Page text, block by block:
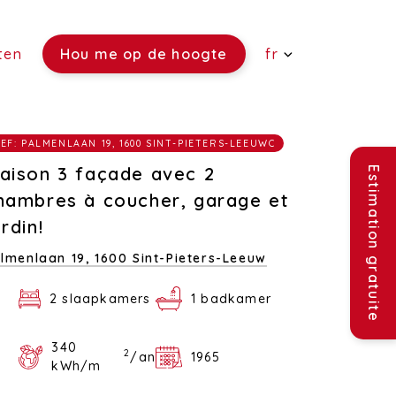
Hou me op de hoogte fr
PALMENLAAN 19, 1600 SINT-PIETERS-LEEUWC
3 façade avec 2
à coucher, garage et
19, 1600 Sint-Pieters-Leeuw
2 slaapkamers 1 badkamer
340
kWh/m
2 /an 1965
Estimation gratuite